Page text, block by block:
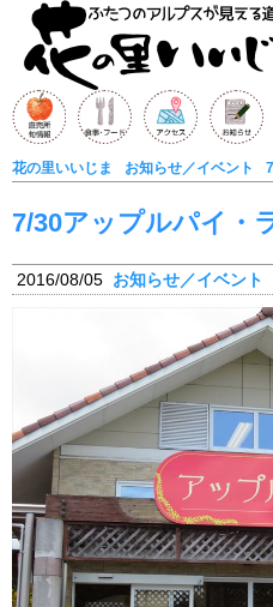
花の里いいじま お知らせ／イベント
7/30アップルパイ・
2016/08/05 お知らせ／イベント